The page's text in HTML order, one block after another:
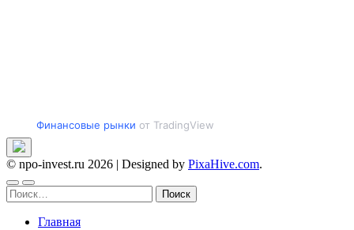
Финансовые рынки от TradingView
© npo-invest.ru 2026 | Designed by PixaHive.com.
Найти:
Главная